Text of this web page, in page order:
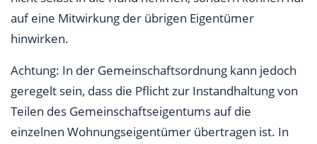
auf eine Mitwirkung der übrigen Eigentümer
hinwirken.
Achtung: In der Gemeinschaftsordnung kann jedoch
geregelt sein, dass die Pflicht zur Instandhaltung von
Teilen des Gemeinschaftseigentums auf die
einzelnen Wohnungseigentümer übertragen ist. In